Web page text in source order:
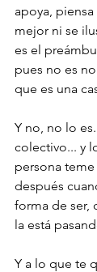
apoya,
mejor ni se
es el
pues no es
que es una
Y no, no lo
colectivo... y
persona teme
después
forma de ser,
la está
Y a lo que te